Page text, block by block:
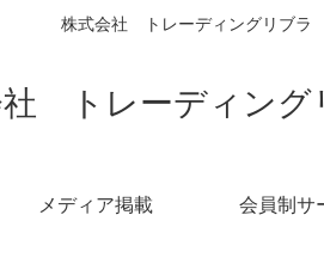
株式会社 トレーディングリブラ
社 トレーディン
メディア掲載 会員制サ